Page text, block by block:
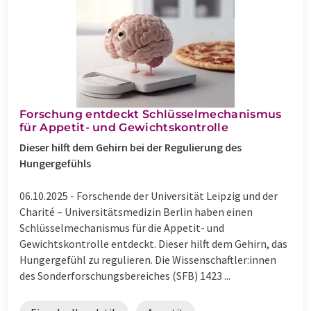
Forschung entdeckt Schlüsselmechanismus
für Appetit- und Gewichtskontrolle
Dieser hilft dem Gehirn bei der Regulierung des
Hungergefühls
06.10.2025 - Forschende der Universität Leipzig und der
Charité – Universitätsmedizin Berlin haben einen
Schlüsselmechanismus für die Appetit- und
Gewichtskontrolle entdeckt. Dieser hilft dem Gehirn, das
Hungergefühl zu regulieren. Die Wissenschaftler:innen
des Sonderforschungsbereiches (SFB) 1423 ...